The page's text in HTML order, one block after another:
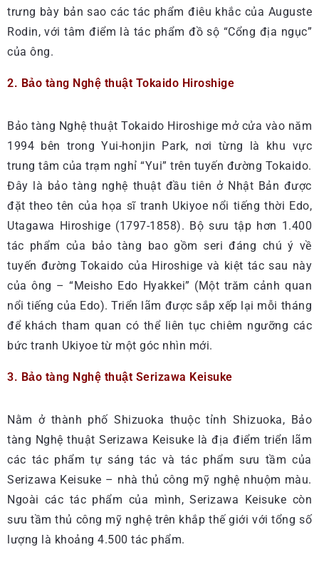
trưng bày bản sao các tác phẩm điêu khắc của Auguste
Rodin, với tâm điểm là tác phẩm đồ sộ “Cổng địa ngục”
của ông.
2. Bảo tàng Nghệ thuật Tokaido Hiroshige
Bảo tàng Nghệ thuật Tokaido Hiroshige mở cửa vào năm
1994 bên trong Yui-honjin Park, nơi từng là khu vực
trung tâm của trạm nghỉ “Yui” trên tuyến đường Tokaido.
Đây là bảo tàng nghệ thuật đầu tiên ở Nhật Bản được
đặt theo tên của họa sĩ tranh Ukiyoe nổi tiếng thời Edo,
Utagawa Hiroshige (1797-1858). Bộ sưu tập hơn 1.400
tác phẩm của bảo tàng bao gồm seri đáng chú ý về
tuyến đường Tokaido của Hiroshige và kiệt tác sau này
của ông – “Meisho Edo Hyakkei” (Một trăm cảnh quan
nổi tiếng của Edo). Triển lãm được sắp xếp lại mỗi tháng
để khách tham quan có thể liên tục chiêm ngưỡng các
bức tranh Ukiyoe từ một góc nhìn mới.
3. Bảo tàng Nghệ thuật Serizawa Keisuke
Nằm ở thành phố Shizuoka thuộc tỉnh Shizuoka, Bảo
tàng Nghệ thuật Serizawa Keisuke là địa điểm triển lãm
các tác phẩm tự sáng tác và tác phẩm sưu tầm của
Serizawa Keisuke – nhà thủ công mỹ nghệ nhuộm màu.
Ngoài các tác phẩm của mình, Serizawa Keisuke còn
sưu tầm thủ công mỹ nghệ trên khắp thế giới với tổng số
lượng là khoảng 4.500 tác phẩm.